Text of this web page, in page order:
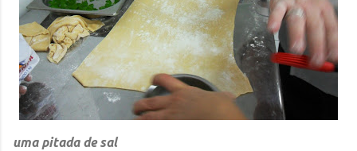
uma pitada de sal